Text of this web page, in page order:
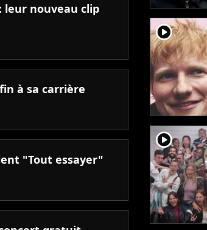
leur nouveau clip
à sa carrière
"Tout essayer"
player2
player2